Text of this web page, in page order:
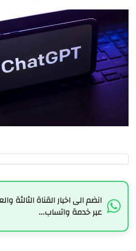
انضم الى اخبار القناة الثالثة
عبر خدمة واتساب...